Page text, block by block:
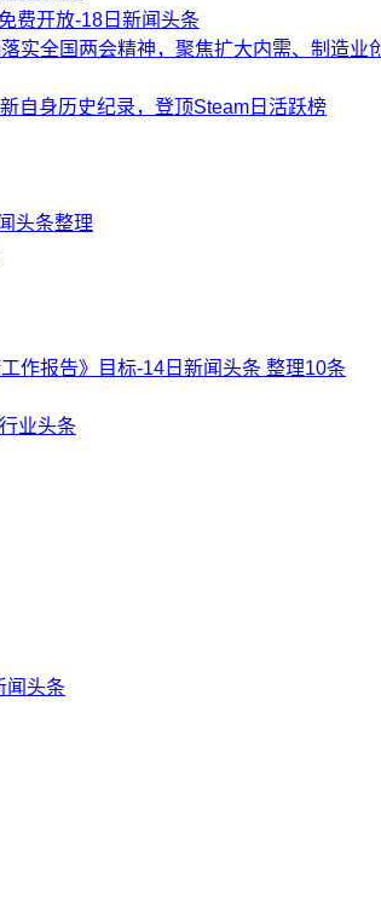
费开放-18日新闻头条
实全国两会精神，聚焦扩大内需、制造业
自身历史纪录，登顶Steam日活跃榜
头条整理
作报告》目标-14日新闻头条 整理10条
业头条
闻头条